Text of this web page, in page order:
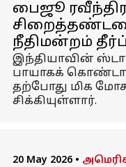
பைஜூ
நீதிமன்றம்
இந்தியாவின்
பாயாகக்
தற்போது மிக
சிக்கியுள்ளார்.
20 May 2026 •